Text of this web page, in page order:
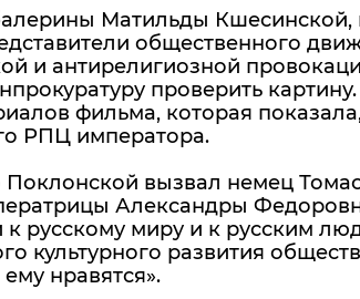
Матильды
общественного
и антирелигиозной
проверить
фильма, которая
РПЦ императора.
Поклонской вызвал немец
Александры
русскому миру и к русским
культурного развития
нравятся».